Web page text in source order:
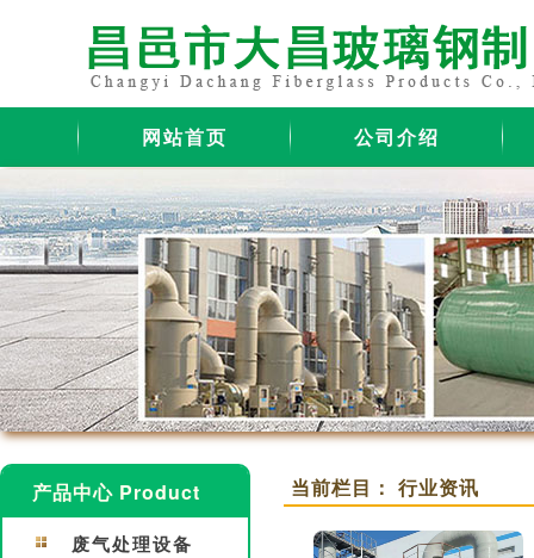
网站首页 公司介绍
产品中心 Product
废气处理设备
当前栏目： 行业资讯